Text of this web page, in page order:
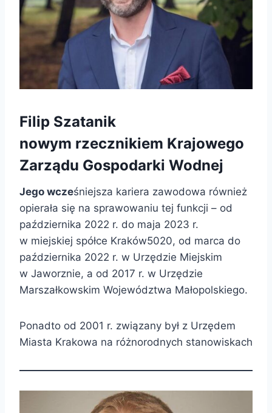
Filip Szatanik
nowym rzecznikiem Krajowego
Zarządu Gospodarki Wodnej
Jego wcześniejsza kariera zawodowa również
opierała się na sprawowaniu tej funkcji – od
października 2022 r. do maja 2023 r.
w miejskiej spółce Kraków5020, od marca do
października 2022 r. w Urzędzie Miejskim
w Jaworznie, a od 2017 r. w Urzędzie
Marszałkowskim Województwa Małopolskiego.
Ponadto od 2001 r. związany był z Urzędem
Miasta Krakowa na różnorodnych stanowiskach